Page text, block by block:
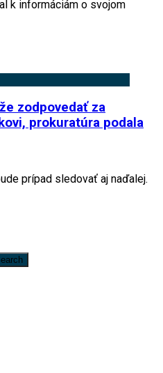
k informáciám o svojom
zodpovedať za
prokuratúra podala
prípad sledovať aj naďalej.